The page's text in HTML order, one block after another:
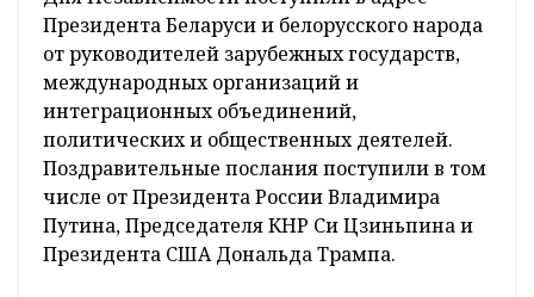
Президента Беларуси и белорусского народа
от руководителей зарубежных государств,
международных организаций и
интеграционных объединений,
политических и общественных деятелей.
Поздравительные послания поступили в том
числе от Президента России Владимира
Путина, Председателя КНР Си Цзиньпина и
Президента США Дональда Трампа.